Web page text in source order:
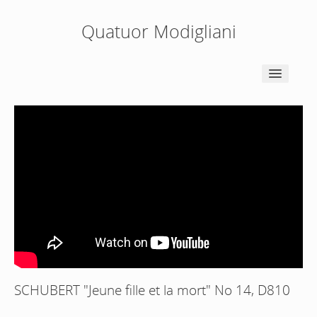
Quatuor Modigliani
ACCUEIL
PEDAGOGIE
SCHUBERT "Jeune fille et la mort" No 14, D810